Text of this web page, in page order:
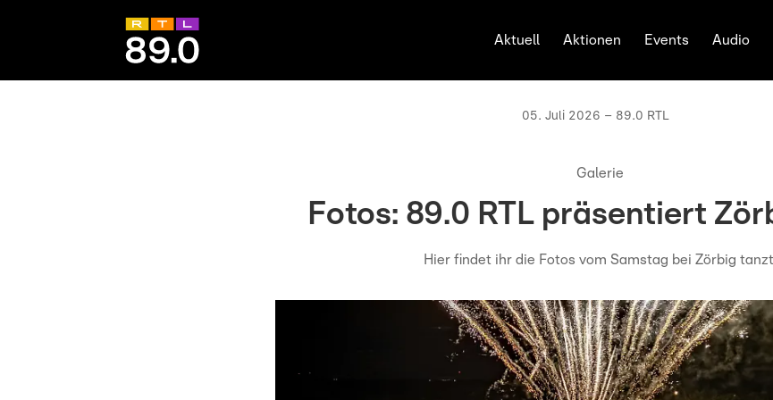
Aktuell Aktionen Events Audio
05. Juli 2026 – 89.0 RTL
Galerie
Fotos: 89.0 RTL präsentiert
Hier findet ihr die Fotos vom Samstag bei Zörbig